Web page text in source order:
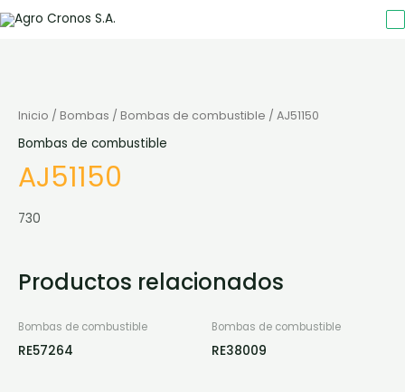
Inicio / Bombas / Bombas de combustible / AJ51150
Bombas de combustible
AJ51150
730
Productos relacionados
Bombas de combustible
RE57264
Bombas de combustible
RE38009